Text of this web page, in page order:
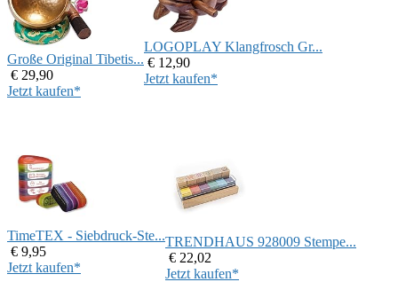
Große Original Tibetis...
€ 29,90
Jetzt kaufen*
LOGOPLAY Klangfrosch Gr...
€ 12,90
Jetzt kaufen*
TimeTEX - Siebdruck-Ste...
€ 9,95
Jetzt kaufen*
TRENDHAUS 928009 Stempe...
€ 22,02
Jetzt kaufen*